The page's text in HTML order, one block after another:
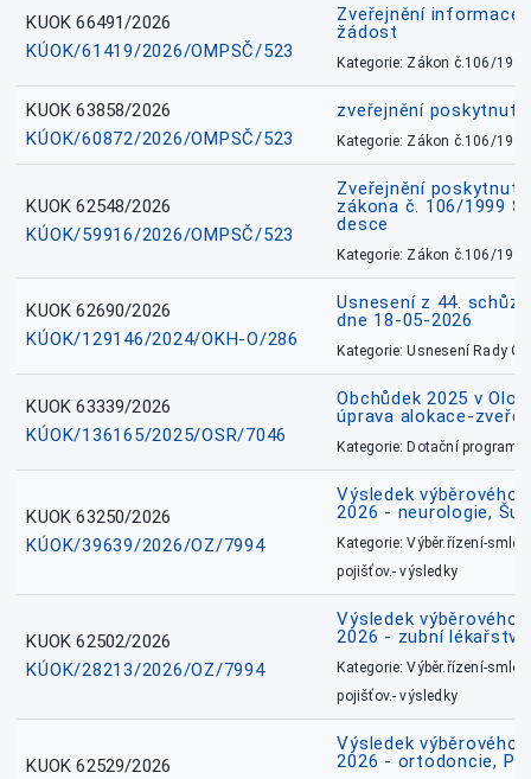
KUOK 66491/2026
KÚOK/61419/2026/OMPSČ/523
Zveřejnění informace
žádost
Kategorie: Zákon č.106/1999
KUOK 63858/2026
KÚOK/60872/2026/OMPSČ/523
zveřejnění
Kategorie: Zákon č.106/1999
KUOK 62548/2026
KÚOK/59916/2026/OMPSČ/523
Zveřejnění
zákona č. 106/1999
desce
Kategorie: Zákon č.106/1999
KUOK 62690/2026
KÚOK/129146/2024/OKH-O/286
Usnesení z 44.
dne 18-05-2026
Kategorie: Usnesení Rady
KUOK 63339/2026
KÚOK/136165/2025/OSR/7046
Obchůdek 2025 v
úprava alokace-
Kategorie: Dotační
KUOK 63250/2026
KÚOK/39639/2026/OZ/7994
Výsledek výběrového
2026 - neurologie,
Kategorie: Výběr.řízení-
pojišťov.- výsledky
KUOK 62502/2026
KÚOK/28213/2026/OZ/7994
Výsledek výběrového
2026 - zubní
Kategorie: Výběr.řízení-
pojišťov.- výsledky
KUOK 62529/2026
Výsledek výběrového
2026 - ortodoncie,